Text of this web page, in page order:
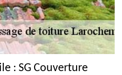
: SG Couverture